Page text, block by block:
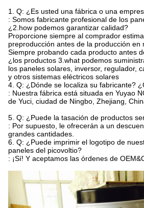
1. Q: ¿Es usted una fábrica o una
: Somos fabricante profesional de los
¿2.how podemos garantizar calidad?
Proporcione siempre al comprador
preproducción antes de la producción en
Siempre probando cada producto antes
¿los productos 3.what podemos
los paneles solares, inversor, regulador,
y otros sistemas eléctricos solares
4. Q: ¿Dónde se localiza su fabricante?
: Nuestra fábrica está situada en Yuyao
de Yuci, ciudad de Ningbo, Zhejiang,
5. Q: ¿Puede la tasación de productos
: Por supuesto, le ofrecerán a un
grandes cantidades.
6. Q: ¿Puede imprimir el logotipo de
paneles del picovoltio?
: ¡Sí! Y aceptamos las órdenes de